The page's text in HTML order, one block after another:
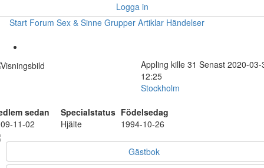
Logga in
Start Forum Sex & Sinne Grupper Artiklar Händelser
Appling kille 31 Senast 2020-03-
12:25
Stockholm
sedan Specialstatus Födelsedag
11-02
Hjälte 1994-10-26
Gästbok